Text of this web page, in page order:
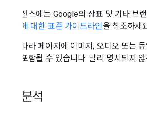
본 라이선스에는 Google의 상표 및 기타 브
사 사용에 대한 표준 가이드라인을 참조하세
경우에 따라 페이지에 이미지, 오디오 또는
링크가 포함될 수 있습니다. 달리 명시되지
기여 분석